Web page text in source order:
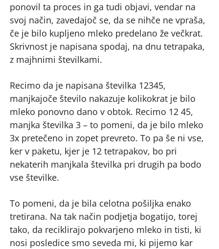
ponovil ta proces in ga tudi objavi, vendar na
svoj način, zavedajoč se, da se nihče ne vpraša,
če je bilo kupljeno mleko predelano že večkrat.
Skrivnost je napisana spodaj, na dnu tetrapaka,
z majhnimi številkami.
Recimo da je napisana številka 12345,
manjkajoče število nakazuje kolikokrat je bilo
mleko ponovno dano v obtok. Recimo 12 45,
manjka številka 3 – to pomeni, da je bilo mleko
3x pretečeno in zopet prevreto. To pa še ni vse,
ker v paketu, kjer je 12 tetrapakov, bo pri
nekaterih manjkala številka pri drugih pa bodo
vse številke.
To pomeni, da je bila celotna pošiljka enako
tretirana. Na tak način podjetja bogatijo, torej
tako, da reciklirajo pokvarjeno mleko in tisti, ki
nosi posledice smo seveda mi, ki pijemo kar